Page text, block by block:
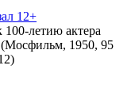
12+
летию актера
(Мосфильм, 1950, 95